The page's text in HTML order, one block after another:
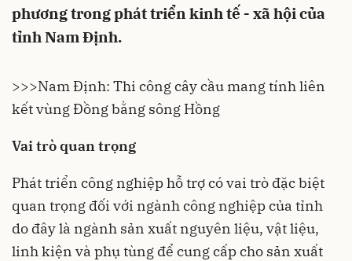
phương trong phát triển kinh tế - xã hội của
tỉnh Nam Định.
>>>Nam Định: Thi công cây cầu mang tính liên
kết vùng Đồng bằng sông Hồng
Vai trò quan trọng
Phát triển công nghiệp hỗ trợ có vai trò đặc biệt
quan trọng đối với ngành công nghiệp của tỉnh
do đây là ngành sản xuất nguyên liệu, vật liệu,
linh kiện và phụ tùng để cung cấp cho sản xuất